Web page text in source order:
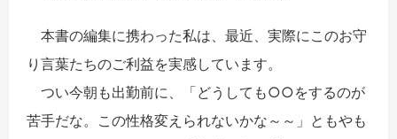
本書の編集に携わった私は、最近、実際にこのお守
り言葉たちのご利益を実感しています。
つい今朝も出勤前に、「どうしても○○をするのが
苦手だな。この性格変えられないかな～～」ともやも